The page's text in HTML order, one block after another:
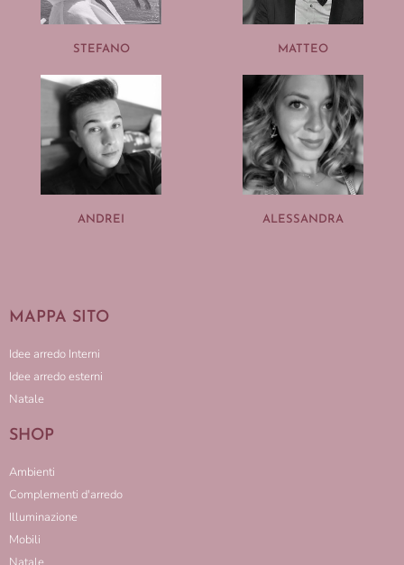
STEFANO MATTEO
ANDREI ALESSANDRA
MAPPA SITO
Idee arredo Interni
Idee arredo esterni
Natale
SHOP
Ambienti
Complementi d'arredo
Illuminazione
Mobili